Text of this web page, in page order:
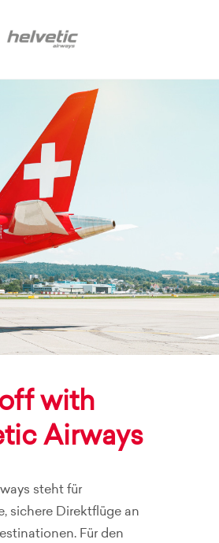
off with
Airways
steht für
sichere Direktflüge an
Für den